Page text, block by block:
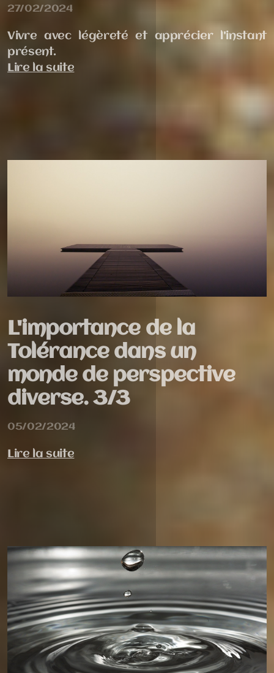
27/02/2024
Vivre avec légèreté et apprécier l'instant
présent.
Lire la suite
L'importance de la
Tolérance dans un
monde de perspective
diverse. 3/3
05/02/2024
Lire la suite